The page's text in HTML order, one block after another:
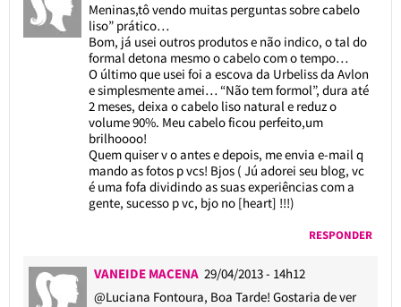
Meninas,tô vendo muitas perguntas sobre cabelo
liso” prático…
Bom, já usei outros produtos e não indico, o tal do
formal detona mesmo o cabelo com o tempo…
O último que usei foi a escova da Urbeliss da Avlon
e simplesmente amei… “Não tem formol”, dura até
2 meses, deixa o cabelo liso natural e reduz o
volume 90%. Meu cabelo ficou perfeito,um
brilhoooo!
Quem quiser v o antes e depois, me envia e-mail q
mando as fotos p vcs! Bjos ( Jú adorei seu blog, vc
é uma fofa dividindo as suas experiências com a
gente, sucesso p vc, bjo no [heart] !!!)
RESPONDER
VANEIDE MACENA29/04/2013 - 14h12
@Luciana Fontoura, Boa Tarde! Gostaria de ver